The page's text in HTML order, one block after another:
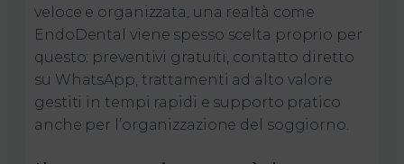
veloce e organizzata, una realtà come
EndoDental viene spesso scelta proprio per
questo: preventivi gratuiti, contatto diretto
su WhatsApp, trattamenti ad alto valore
gestiti in tempi rapidi e supporto pratico
anche per l’organizzazione del soggiorno.